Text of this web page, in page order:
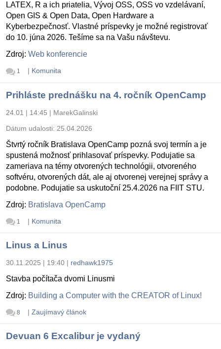
LATEX, R a ich priatelia, Vývoj OSS, OSS vo vzdelávaní,
Open GIS & Open Data, Open Hardware a
Kyberbezpečnosť. Vlastné príspevky je možné registrovať
do 10. júna 2026. Tešíme sa na Vašu návštevu.
Zdroj: Web konferencie
1 | Komunita
Prihláste prednášku na 4. ročník OpenCamp
24.01 | 14:45 | MarekGalinski
Dátum udalosti: 25.04.2026
Štvrtý ročník Bratislava OpenCamp pozná svoj termín a je
spustená možnosť prihlasovať príspevky. Podujatie sa
zameriava na témy otvorených technológii, otvoreného
softvéru, otvorených dát, ale aj otvorenej verejnej správy a
podobne. Podujatie sa uskutoční 25.4.2026 na FIIT STU.
Zdroj: Bratislava OpenCamp
1 | Komunita
Linus a Linus
30.11.2025 | 19:40 | redhawk1975
Stavba počítača dvomi Linusmi
Zdroj: Building a Computer with the CREATOR of Linux!
8 | Zaujímavý článok
Devuan 6 Excalibur je vydaný